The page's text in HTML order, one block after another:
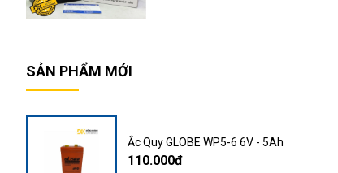
SẢN PHẨM MỚI
Ắc Quy GLOBE WP5-6 6V - 5Ah
110.000đ